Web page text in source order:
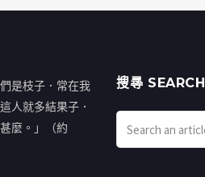
是枝子．常在我
人就多結果子．
麼。」（約
搜㝷 SEARCH